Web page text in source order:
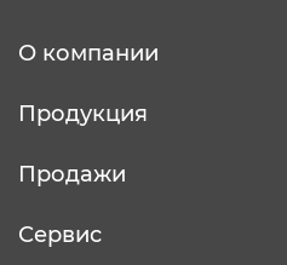
О компании
Продукция
Продажи
Сервис